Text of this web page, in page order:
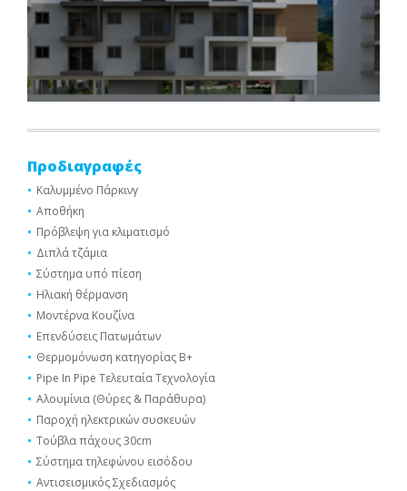
Προδιαγραφές
Καλυμμένο Πάρκινγ
Αποθήκη
Πρόβλεψη για κλιματισμό
Διπλά τζάμια
Σύστημα υπό πίεση
Ηλιακή θέρμανση
Μοντέρνα Κουζίνα
Επενδύσεις Πατωμάτων
Θερμομόνωση κατηγορίας Β+
Pipe In Pipe Τελευταία Τεχνολογία
Αλουμίνια (Θύρες & Παράθυρα)
Παροχή ηλεκτρικών συσκευών
Τούβλα πάχους 30cm
Σύστημα τηλεφώνου εισόδου
Αντισεισμικός Σχεδιασμός